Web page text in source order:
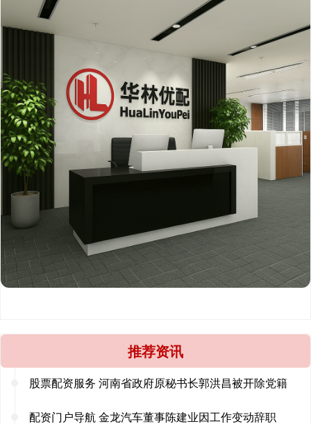
推荐资讯
股票配资服务 河南省政府原秘书长郭洪昌被开除党籍
配资门户导航 金龙汽车董事陈建业因工作变动辞职